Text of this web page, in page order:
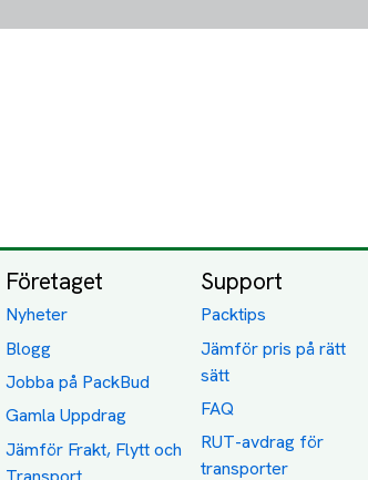
Företaget
Nyheter
Blogg
Jobba på PackBud
Gamla Uppdrag
Jämför Frakt, Flytt och
Support
Packtips
Jämför pris på rätt
sätt
FAQ
RUT-avdrag för
transporter